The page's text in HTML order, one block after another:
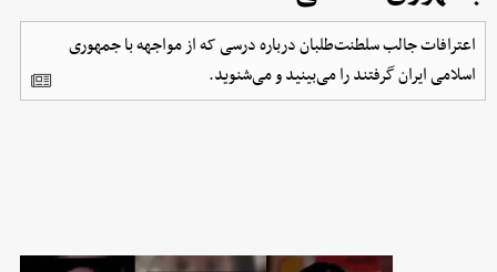
اعترافات جالب سلطنت‌طلبان درباره درسی که از مواجهه با جمهوری
اسلامی ایران گرفتند را می‌بینید و می‌شنوید.